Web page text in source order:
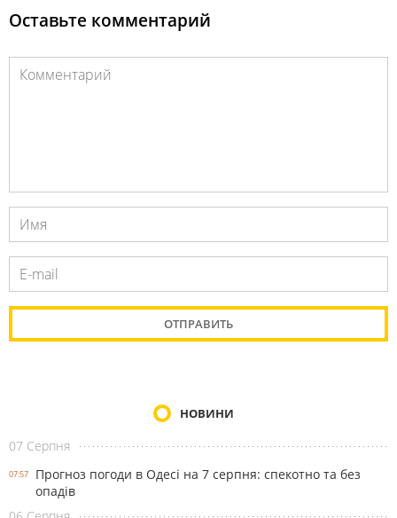
Оставьте комментарий
НОВИНИ
07 Серпня
07:57
Прогноз погоди в Одесі на 7 серпня: спекотно та без
опадів